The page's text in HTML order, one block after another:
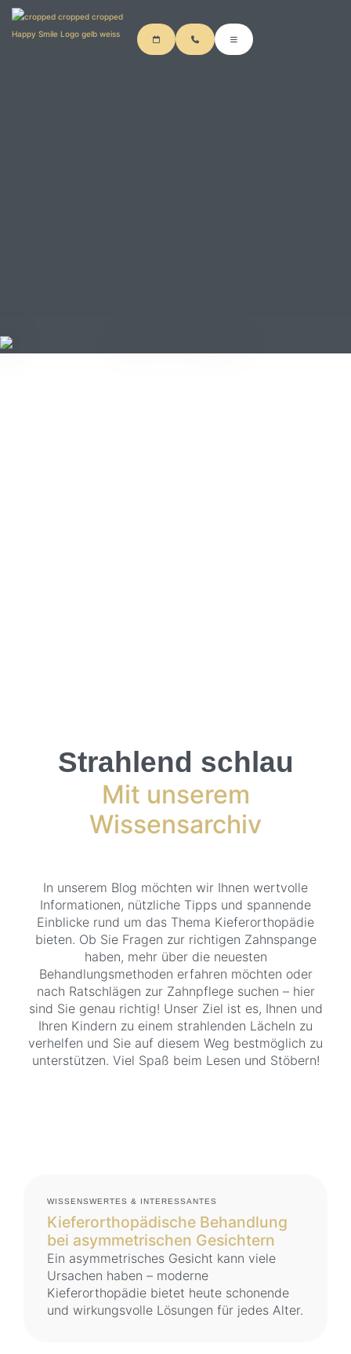
Strahlend schlau
Mit unserem
Wissensarchiv
In unserem Blog möchten wir Ihnen wertvolle
Informationen, nützliche Tipps und spannende
Einblicke rund um das Thema Kieferorthopädie
bieten. Ob Sie Fragen zur richtigen Zahnspange
haben, mehr über die neuesten
Behandlungsmethoden erfahren möchten oder
nach Ratschlägen zur Zahnpflege suchen – hier
sind Sie genau richtig! Unser Ziel ist es, Ihnen und
Ihren Kindern zu einem strahlenden Lächeln zu
verhelfen und Sie auf diesem Weg bestmöglich zu
unterstützen. Viel Spaß beim Lesen und Stöbern!
WISSENSWERTES & INTERESSANTES
Kieferorthopädische Behandlung
bei asymmetrischen Gesichtern
Ein asymmetrisches Gesicht kann viele
Ursachen haben – moderne
Kieferorthopädie bietet heute schonende
und wirkungsvolle Lösungen für jedes Alter.